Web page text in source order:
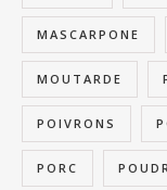
MASCARPONE
MOUTARDE
POIVRONS
PORC